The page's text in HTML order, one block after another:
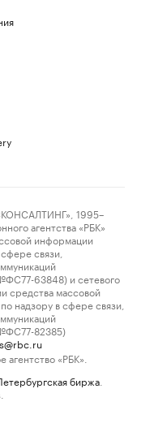
1995–
агентства «РБК»
информации
связи,
63848) и сетевого
средства массовой
надзору в сфере связи,
82385)
«РБК».
биржа